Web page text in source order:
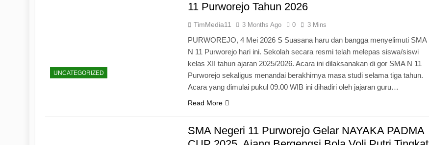
UNCATEGORIZED
11 Purworejo Tahun 2026
TimMedia11 3 Months Ago 0 3 Mins
PURWOREJO, 4 Mei 2026 S Suasana haru dan bangga menyelimuti SMA
N 11 Purworejo hari ini. Sekolah secara resmi telah melepas siswa/siswi
kelas XII tahun ajaran 2025/2026. Acara ini dilaksanakan di gor SMA N 11
Purworejo sekaligus menandai berakhirnya masa studi selama tiga tahun.
Acara yang dimulai pukul 09.00 WIB ini dihadiri oleh jajaran guru…
Read More
SMA Negeri 11 Purworejo Gelar NAYAKA PADMA